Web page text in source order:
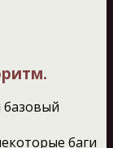
базовый
баги